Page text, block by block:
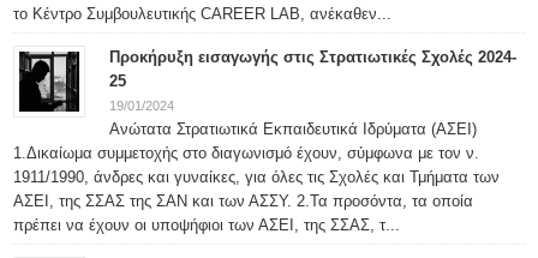
το Κέντρο Συμβουλευτικής CAREER LAB, ανέκαθεν...
Προκήρυξη εισαγωγής στις Στρατιωτικές Σχολές 2024-
25
19/01/2024
Ανώτατα Στρατιωτικά Εκπαιδευτικά Ιδρύματα (ΑΣΕΙ)
1.Δικαίωμα συμμετοχής στο διαγωνισμό έχουν, σύμφωνα με τον ν.
1911/1990, άνδρες και γυναίκες, για όλες τις Σχολές και Τμήματα των
ΑΣΕΙ, της ΣΣΑΣ της ΣΑΝ και των ΑΣΣΥ. 2.Τα προσόντα, τα οποία
πρέπει να έχουν οι υποψήφιοι των ΑΣΕΙ, της ΣΣΑΣ, τ...